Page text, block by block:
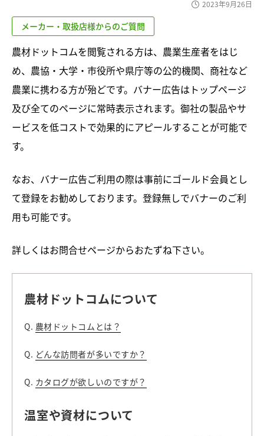
2023年9月26日
メーカー・取扱店様からのご質問
農材ドットコムを閲覧される方は、農業生産者をはじ
め、農協・大学・市役所や県庁等の公的機関、商社など
農業に携わる方が殆どです。バナー広告はトップページ
及び全てのページに常時表示されます。御社の製品やサ
ービスを低コストで効果的にアピールすることが可能で
す。
なお、バナー広告ご利用の際は事前にゴールド会員とし
て登録をお勧めしております。登録無しでバナーのご利
用も可能です。
詳しくはお問合せページからおたずね下さい。
農材ドットコムについて
Q. 農材ドットコムとは？
Q. どんな訪問者が多いですか？
Q. カタログが欲しいのですが？
温室や資材について